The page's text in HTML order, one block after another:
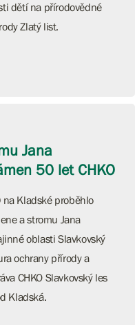
dětí na přírodovědné
Zlatý list.
Jana
50 let CHKO
Kladské proběhlo
a stromu Jana
oblasti Slavkovský
ochrany přírody a
CHKO Slavkovský les
Kladská.